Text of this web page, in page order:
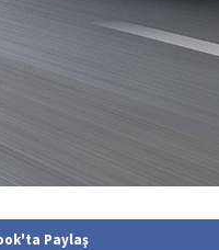
Paylaş